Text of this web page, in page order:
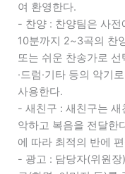
여 환영한다.
- 찬양 : 찬양팀은 사
10분까지 2~3곡의 찬
또는 쉬운 찬송가로
·드럼·기타 등의 악기
사용한다.
- 새친구 : 새친구는
악하고 복음을 전달한
에 따라 최적의 반에
- 광고 : 담당자(위원